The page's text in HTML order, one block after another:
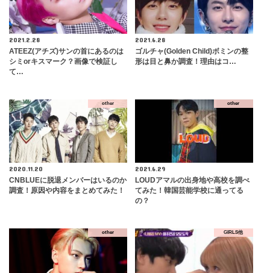
2021.2.28
ATEEZ(アチズ)サンの首にあるのは
シミorキスマーク？画像で検証し
て…
2021.6.28
ゴルチャ(Golden Child)ボミンの整
形は目と鼻か調査！理由はコ…
other
2020.11.20
CNBLUEに脱退メンバーはいるのか
調査！原因や内容をまとめてみた！
other
2021.6.29
LOUDアマルの出身地や高校を調べ
てみた！韓国芸能学校に通ってる
の？
other GIRLS他